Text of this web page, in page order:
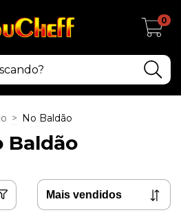
0
> No Baldão
Baldão